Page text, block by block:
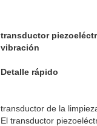
transductor
vibración
Detalle rápido
transductor de la
El transductor